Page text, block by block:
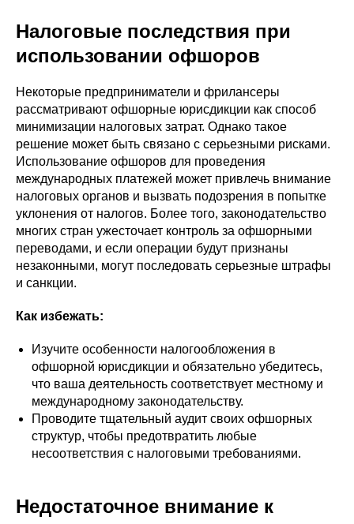
Налоговые последствия при
использовании офшоров
Некоторые предприниматели и фрилансеры
рассматривают офшорные юрисдикции как способ
минимизации налоговых затрат. Однако такое
решение может быть связано с серьезными рисками.
Использование офшоров для проведения
международных платежей может привлечь внимание
налоговых органов и вызвать подозрения в попытке
уклонения от налогов. Более того, законодательство
многих стран ужесточает контроль за офшорными
переводами, и если операции будут признаны
незаконными, могут последовать серьезные штрафы
и санкции.
Как избежать:
Изучите особенности налогообложения в
офшорной юрисдикции и обязательно убедитесь,
что ваша деятельность соответствует местному и
международному законодательству.
Проводите тщательный аудит своих офшорных
структур, чтобы предотвратить любые
несоответствия с налоговыми требованиями.
Недостаточное внимание к